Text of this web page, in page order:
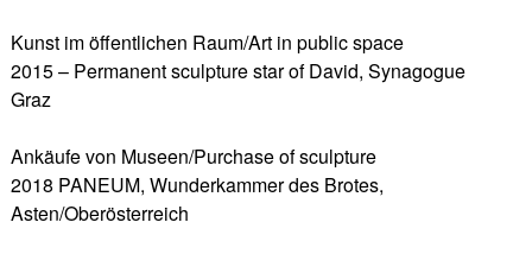
Kunst im öffentlichen Raum/Art in public space
2015 – Permanent sculpture star of David, Synagogue
Graz
Ankäufe von Museen/Purchase of sculpture
2018 PANEUM, Wunderkammer des Brotes,
Asten/Oberösterreich